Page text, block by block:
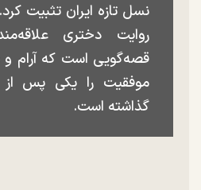
نسل تازه ایران تثبیت
روایت دختری
قصه‌گویی است که آرام و
موفقیت را یکی پس
گذاشته است.